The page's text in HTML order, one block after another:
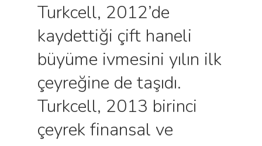
Turkcell, 2012’de
kaydettiği çift haneli
büyüme ivmesini yılın ilk
çeyreğine de taşıdı.
Turkcell, 2013 birinci
çeyrek finansal ve